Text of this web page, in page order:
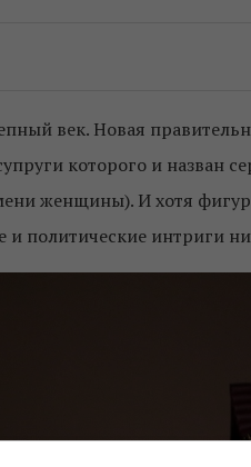
век. Новая
которого и назван
женщины). И хотя
политические интриги